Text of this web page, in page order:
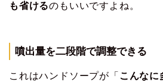
も省けるのもいいですよね。
噴出量を二段階で調整できる
これはハンドソープが「 こんなに